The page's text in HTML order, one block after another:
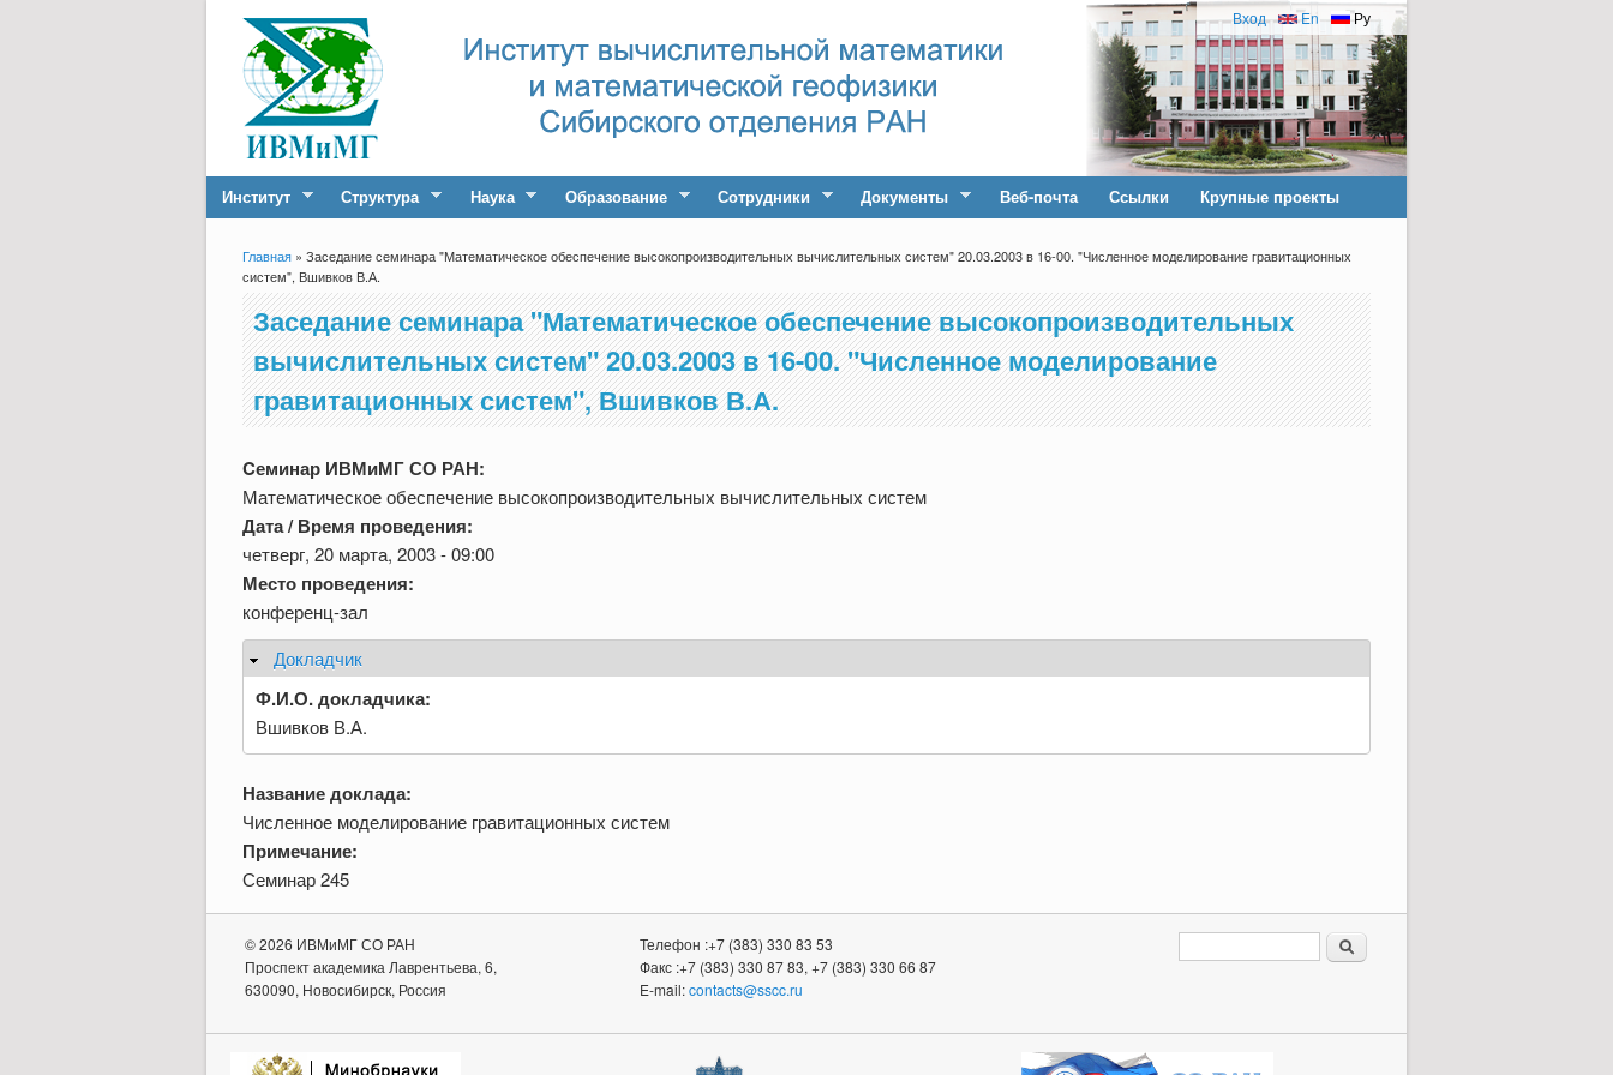
Ру
En
Вход
Институт Структура Наука Образование Сотрудники Документы Веб-почта Ссылки Крупные проекты
Вы здесь
Главная » Заседание семинара "Математическое обеспечение высокопроизводительных вычислительных систем" 20.03.2003 в 16-00. "Численное моделирование гравитационных
систем", Вшивков В.А.
Заседание семинара "Математическое обеспечение высокопроизводительных
вычислительных систем" 20.03.2003 в 16-00. "Численное моделирование
гравитационных систем", Вшивков В.А.
Cеминар ИВМиМГ СО РАН:
Математическое обеспечение высокопроизводительных вычислительных систем
Дата / Время проведения:
четверг, 20 марта, 2003 - 09:00
Место проведения:
конференц-зал
Скрыть
Докладчик
Ф.И.О. докладчика:
Вшивков В.А.
Название доклада:
Численное моделирование гравитационных систем
Примечание:
Семинар 245
© 2026 ИВМиМГ СО РАН
Проспект академика Лаврентьева, 6,
630090, Новосибирск, Россия
Телефон :+7 (383) 330 83 53
Факс :+7 (383) 330 87 83, +7 (383) 330 66 87
E-mail:contacts@sscc.ru
Форма поиска